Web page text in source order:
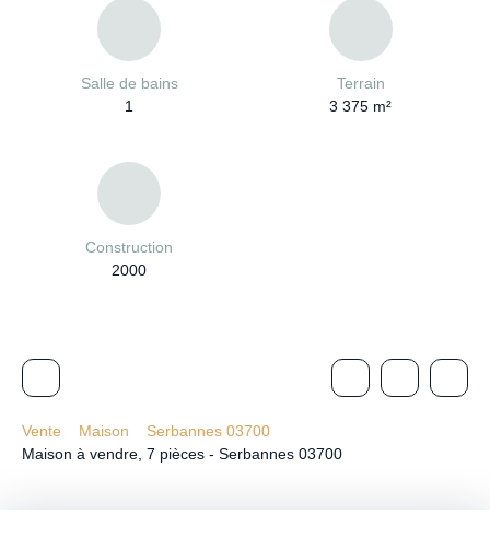
Salle de bains
1
Terrain
3 375 m²
Construction
2000
Vente Maison
Serbannes 03700
Maison à vendre, 7 pièces - Serbannes 03700